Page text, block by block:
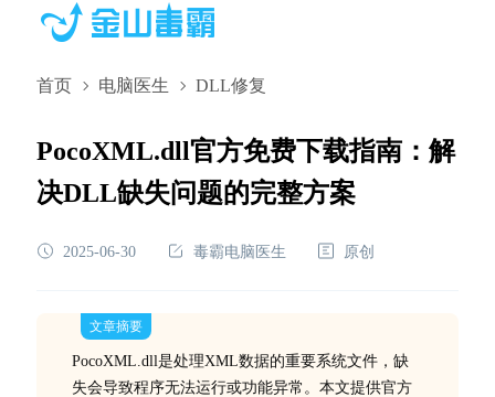
首页 电脑医生 DLL修复
PocoXML.dll官方免费下载指南：解
决DLL缺失问题的完整方案
2025-06-30 毒霸电脑医生 原创
文章摘要
PocoXML.dll是处理XML数据的重要系统文件，缺
失会导致程序无法运行或功能异常。本文提供官方